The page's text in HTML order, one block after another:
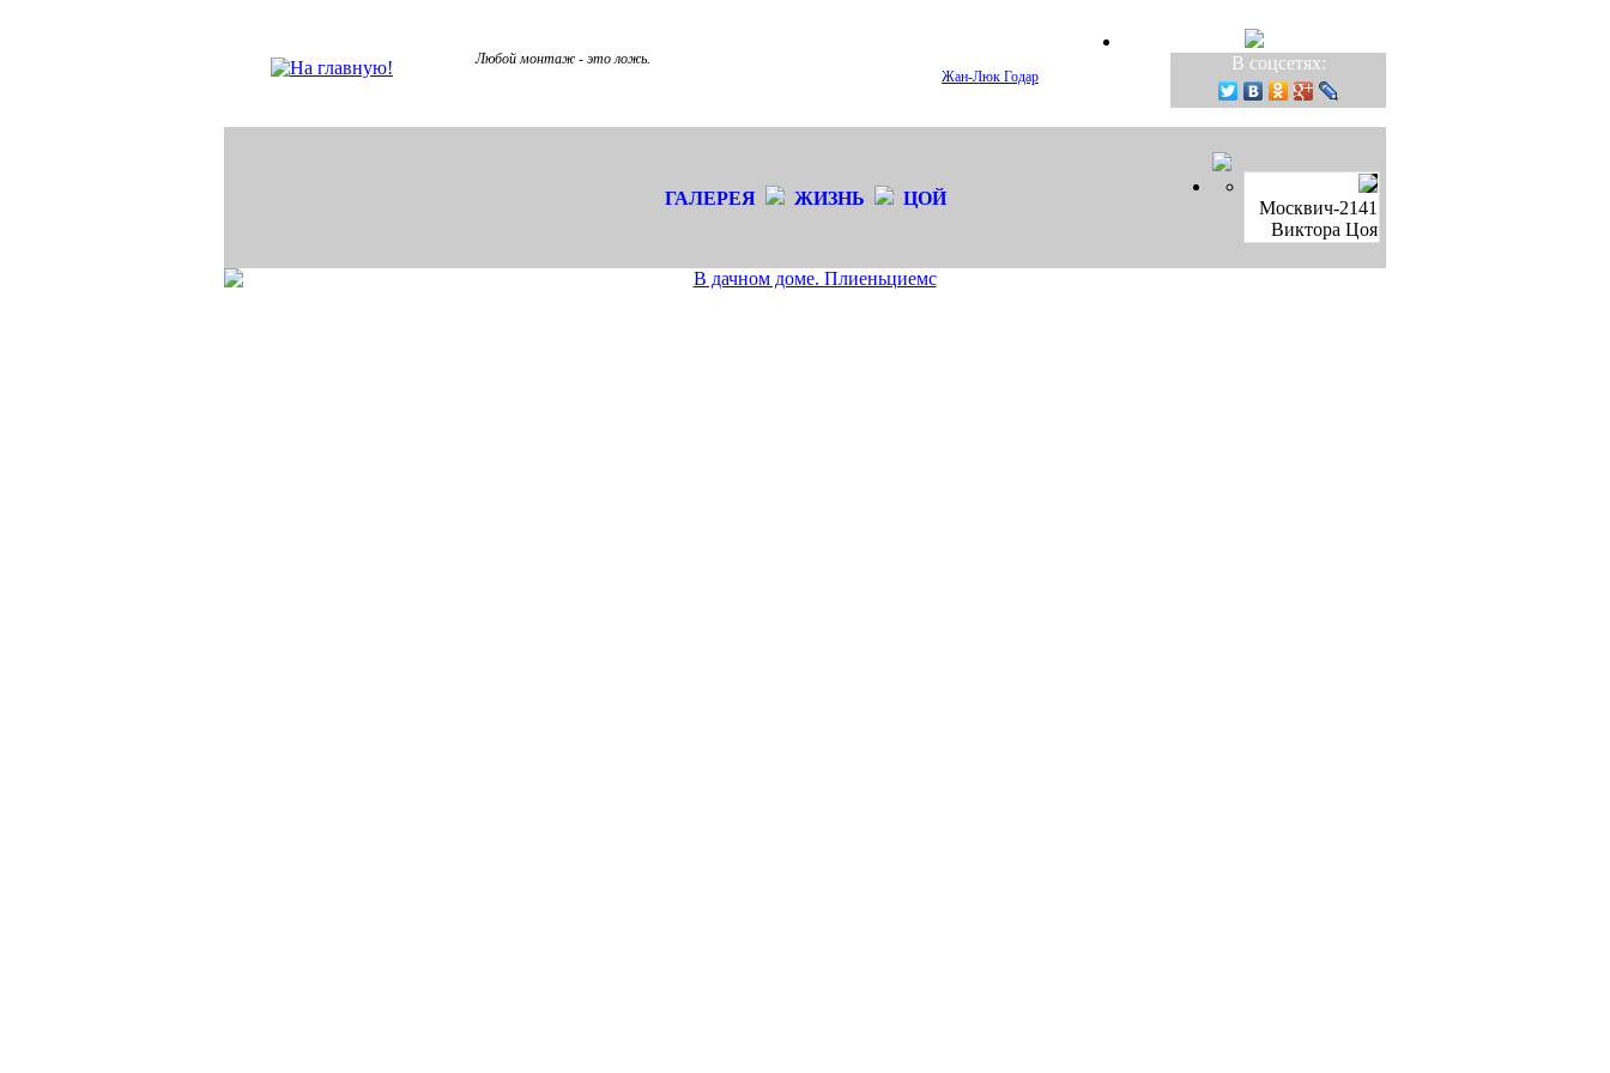
Любой монтаж - это ложь.
Жан-Люк Годар
В соцсетях:
ГАЛЕРЕЯ ЖИЗНЬ ЦОЙ
Москвич-2141
Виктора Цоя